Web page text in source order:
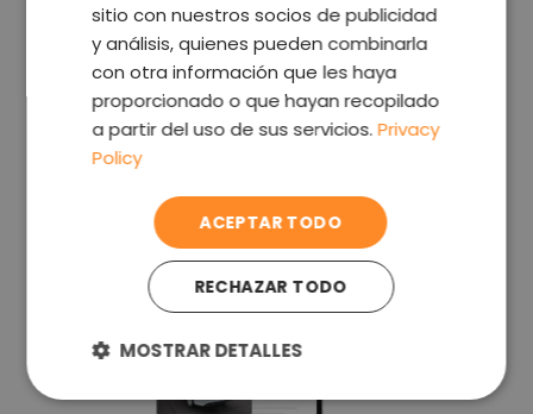
FRENCH
ITALIAN
PORTUGUESE
HUNGARIAN
DUTCH
ROMANIAN
sitio con nuestros socios de publicidad
y análisis, quienes pueden combinarla
con otra información que les haya
proporcionado o que hayan recopilado
a partir del uso de sus servicios. Privacy
Policy
ACEPTAR TODO
RECHAZAR TODO
MOSTRAR DETALLES